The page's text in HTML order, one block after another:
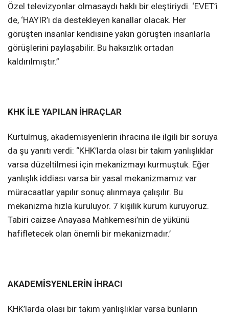
Özel televizyonlar olmasaydı haklı bir eleştiriydi. ‘EVET’i
de, ‘HAYIR’ı da destekleyen kanallar olacak. Her
görüşten insanlar kendisine yakın görüşten insanlarla
görüşlerini paylaşabilir. Bu haksızlık ortadan
kaldırılmıştır.”
KHK İLE YAPILAN İHRAÇLAR
Kurtulmuş, akademisyenlerin ihracına ile ilgili bir soruya
da şu yanıtı verdi: “KHK’larda olası bir takım yanlışlıklar
varsa düzeltilmesi için mekanizmayı kurmuştuk. Eğer
yanlışlık iddiası varsa bir yasal mekanizmamız var
müracaatlar yapılır sonuç alınmaya çalışılır. Bu
mekanizma hızla kuruluyor. 7 kişilik kurum kuruyoruz.
Tabiri caizse Anayasa Mahkemesi’nin de yükünü
hafifletecek olan önemli bir mekanizmadır.’
AKADEMİSYENLERİN İHRACI
KHK’larda olası bir takım yanlışlıklar varsa bunların